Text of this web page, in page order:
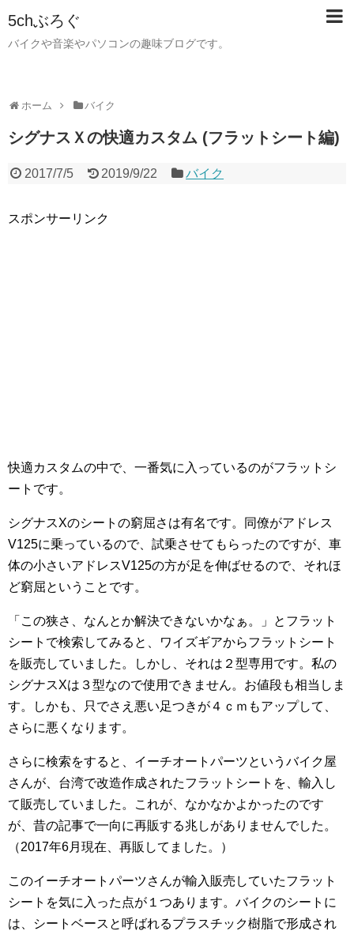
5chぶろぐ
バイクや音楽やパソコンの趣味ブログです。
ホーム バイク
シグナスＸの快適カスタム (フラットシート編)
2017/7/5 2019/9/22 バイク
スポンサーリンク
快適カスタムの中で、一番気に入っているのがフラットシ
ートです。
シグナスXのシートの窮屈さは有名です。同僚がアドレス
V125に乗っているので、試乗させてもらったのですが、車
体の小さいアドレスV125の方が足を伸ばせるので、それほ
ど窮屈ということです。
「この狭さ、なんとか解決できないかなぁ。」とフラット
シートで検索してみると、ワイズギアからフラットシート
を販売していました。しかし、それは２型専用です。私の
シグナスXは３型なので使用できません。お値段も相当しま
す。しかも、只でさえ悪い足つきが４ｃｍもアップして、
さらに悪くなります。
さらに検索をすると、イーチオートパーツというバイク屋
さんが、台湾で改造作成されたフラットシートを、輸入し
て販売していました。これが、なかなかよかったのです
が、昔の記事で一向に再販する兆しがありませんでした。
（2017年6月現在、再販してました。）
このイーチオートパーツさんが輸入販売していたフラット
シートを気に入った点が１つあります。バイクのシートに
は、シートベースと呼ばれるプラスチック樹脂で形成され